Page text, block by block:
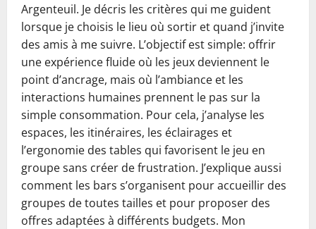
Argenteuil. Je décris les critères qui me guident
lorsque je choisis le lieu où sortir et quand j’invite
des amis à me suivre. L’objectif est simple: offrir
une expérience fluide où les jeux deviennent le
point d’ancrage, mais où l’ambiance et les
interactions humaines prennent le pas sur la
simple consommation. Pour cela, j’analyse les
espaces, les itinéraires, les éclairages et
l’ergonomie des tables qui favorisent le jeu en
groupe sans créer de frustration. J’explique aussi
comment les bars s’organisent pour accueillir des
groupes de toutes tailles et pour proposer des
offres adaptées à différents budgets. Mon